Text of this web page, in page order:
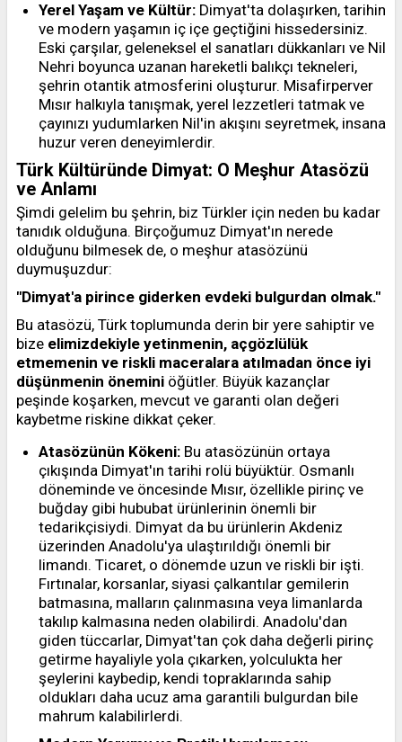
Yerel Yaşam ve Kültür: Dimyat'ta dolaşırken, tarihin
ve modern yaşamın iç içe geçtiğini hissedersiniz.
Eski çarşılar, geleneksel el sanatları dükkanları ve Nil
Nehri boyunca uzanan hareketli balıkçı tekneleri,
şehrin otantik atmosferini oluşturur. Misafirperver
Mısır halkıyla tanışmak, yerel lezzetleri tatmak ve
çayınızı yudumlarken Nil'in akışını seyretmek, insana
huzur veren deneyimlerdir.
Türk Kültüründe Dimyat: O Meşhur Atasözü
ve Anlamı
Şimdi gelelim bu şehrin, biz Türkler için neden bu kadar
tanıdık olduğuna. Birçoğumuz Dimyat'ın nerede
olduğunu bilmesek de, o meşhur atasözünü
duymuşuzdur:
"Dimyat'a pirince giderken evdeki bulgurdan olmak."
Bu atasözü, Türk toplumunda derin bir yere sahiptir ve
bize elimizdekiyle yetinmenin, açgözlülük
etmemenin ve riskli maceralara atılmadan önce iyi
düşünmenin önemini öğütler. Büyük kazançlar
peşinde koşarken, mevcut ve garanti olan değeri
kaybetme riskine dikkat çeker.
Atasözünün Kökeni: Bu atasözünün ortaya
çıkışında Dimyat'ın tarihi rolü büyüktür. Osmanlı
döneminde ve öncesinde Mısır, özellikle pirinç ve
buğday gibi hububat ürünlerinin önemli bir
tedarikçisiydi. Dimyat da bu ürünlerin Akdeniz
üzerinden Anadolu'ya ulaştırıldığı önemli bir
limandı. Ticaret, o dönemde uzun ve riskli bir işti.
Fırtınalar, korsanlar, siyasi çalkantılar gemilerin
batmasına, malların çalınmasına veya limanlarda
takılıp kalmasına neden olabilirdi. Anadolu'dan
giden tüccarlar, Dimyat'tan çok daha değerli pirinç
getirme hayaliyle yola çıkarken, yolculukta her
şeylerini kaybedip, kendi topraklarında sahip
oldukları daha ucuz ama garantili bulgurdan bile
mahrum kalabilirlerdi.